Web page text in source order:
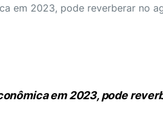
em 2023, pode reverberar no
em 2023, pode